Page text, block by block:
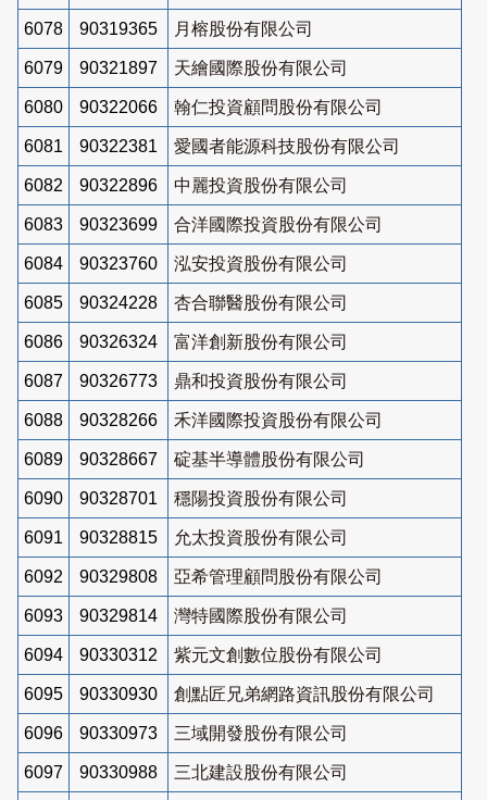
6078 90319365 月榕股份有限公司
6079 90321897 天繪國際股份有限公司
6080 90322066 翰仁投資顧問股份有限公司
6081 90322381 愛國者能源科技股份有限公司
6082 90322896 中麗投資股份有限公司
6083 90323699 合洋國際投資股份有限公司
6084 90323760 泓安投資股份有限公司
6085 90324228 杏合聯醫股份有限公司
6086 90326324 富洋創新股份有限公司
6087 90326773 鼎和投資股份有限公司
6088 90328266 禾洋國際投資股份有限公司
6089 90328667 碇基半導體股份有限公司
6090 90328701 穩陽投資股份有限公司
6091 90328815 允太投資股份有限公司
6092 90329808 亞希管理顧問股份有限公司
6093 90329814 灣特國際股份有限公司
6094 90330312 紫元文創數位股份有限公司
6095 90330930 創點匠兄弟網路資訊股份有限公司
6096 90330973 三域開發股份有限公司
6097 90330988 三北建設股份有限公司